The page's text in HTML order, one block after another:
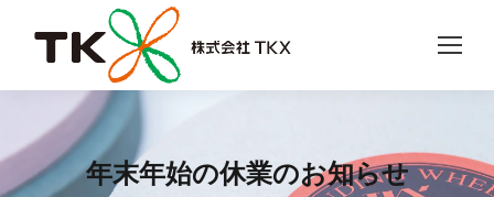
年末年始の休業のお知らせ